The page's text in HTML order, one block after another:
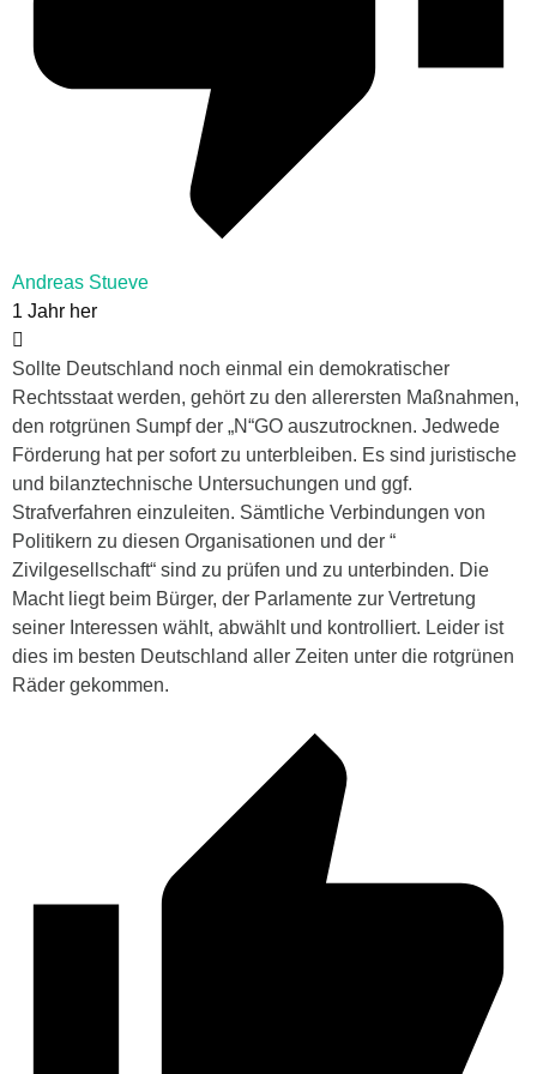
Andreas Stueve
1 Jahr her
Sollte Deutschland noch einmal ein demokratischer
Rechtsstaat werden, gehört zu den allerersten Maßnahmen,
den rotgrünen Sumpf der „N“GO auszutrocknen. Jedwede
Förderung hat per sofort zu unterbleiben. Es sind juristische
und bilanztechnische Untersuchungen und ggf.
Strafverfahren einzuleiten. Sämtliche Verbindungen von
Politikern zu diesen Organisationen und der “
Zivilgesellschaft“ sind zu prüfen und zu unterbinden. Die
Macht liegt beim Bürger, der Parlamente zur Vertretung
seiner Interessen wählt, abwählt und kontrolliert. Leider ist
dies im besten Deutschland aller Zeiten unter die rotgrünen
Räder gekommen.